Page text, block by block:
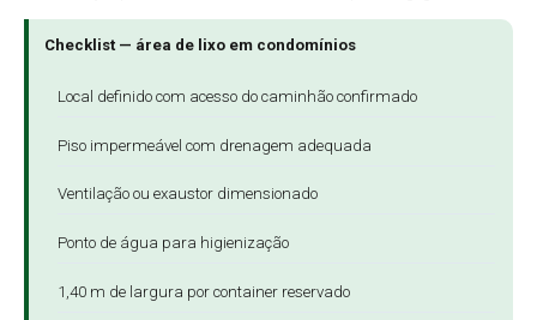
Checklist — área de lixo em condomínios
Local definido com acesso do caminhão confirmado
Piso impermeável com drenagem adequada
Ventilação ou exaustor dimensionado
Ponto de água para higienização
1,40 m de largura por container reservado